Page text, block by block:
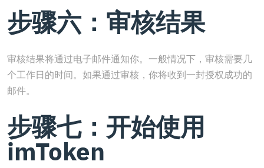
步骤六：审核结果
审核结果将通过电子邮件通知你。一般情况下，审核需要几
个工作日的时间。如果通过审核，你将收到一封授权成功的
邮件。
步骤七：开始使用
imToken